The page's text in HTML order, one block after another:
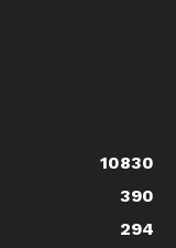
10830
390
294